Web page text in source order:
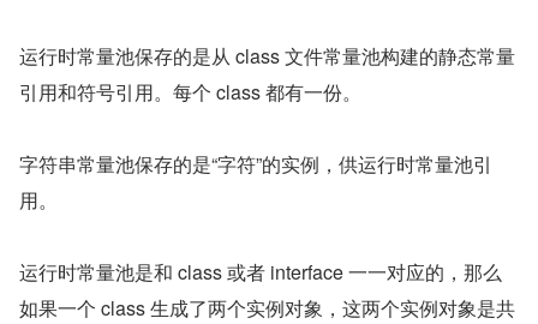
运行时常量池保存的是从 class 文件常量池构建的静态常量
引用和符号引用。每个 class 都有一份。
字符串常量池保存的是“字符”的实例，供运行时常量池引
用。
运行时常量池是和 class 或者 interface 一一对应的，那么
如果一个 class 生成了两个实例对象，这两个实例对象是共